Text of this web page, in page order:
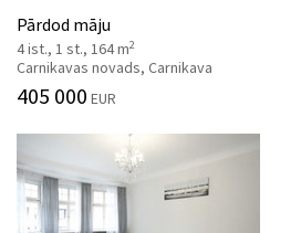
Pārdod māju
4 ist., 1 st., 164 m2
Carnikavas novads, Carnikava
405 000 EUR